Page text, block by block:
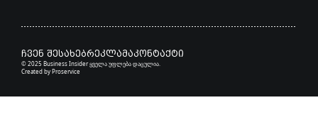
ჩვენ შესახებრეკლამაკონტაქტი
© 2025 Business Insider ყველა უფლება დაცულია.
Created byProservice